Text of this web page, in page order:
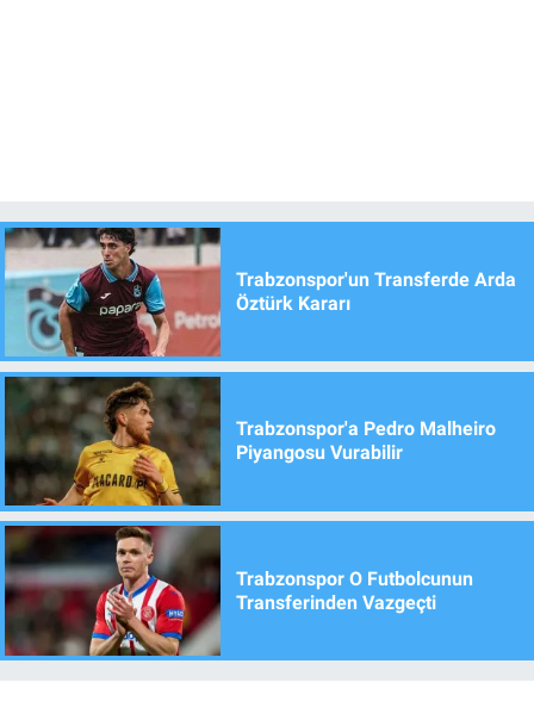
Trabzonspor'un Transferde Arda
Öztürk Kararı
Trabzonspor'a Pedro Malheiro
Piyangosu Vurabilir
Trabzonspor O Futbolcunun
Transferinden Vazgeçti